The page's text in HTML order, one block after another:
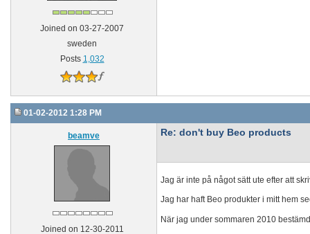
Joined on 03-27-2007
sweden
Posts 1,032
01-02-2012 1:28 PM
beamve
Joined on 12-30-2011
Re: don't buy Beo products
Jag är inte på något sätt ute efter att
Jag har haft Beo produkter i mitt hem
När jag under sommaren 2010